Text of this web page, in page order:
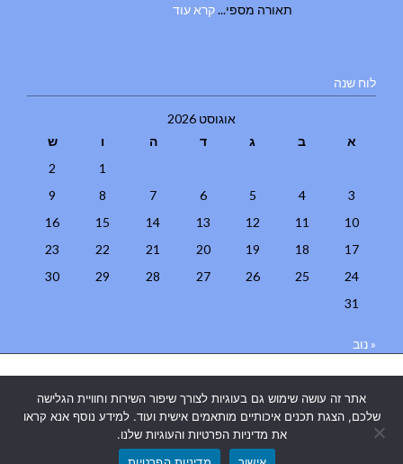
תאורה מספי...קרא עוד
לוח שנה
אוגוסט 2026
א
ב ג ד ה ו
ש
1
2
3
4
5
6
7
8
9
10
11
12
13
14
15
16
17
18
19
20
21
22
23
24
25
26
27
28
29
30
31
« נוב
אתרים בבאר שבע|
אתר זה עושה שימוש גם בעוגיות לצורך שיפור השירות וחוויית הגלישה
שלכם, הצגת תכנים איכותיים מותאמים אישית ועוד. למידע נוסף אנא קראו
את מדיניות הפרטיות והעוגיות שלנו.